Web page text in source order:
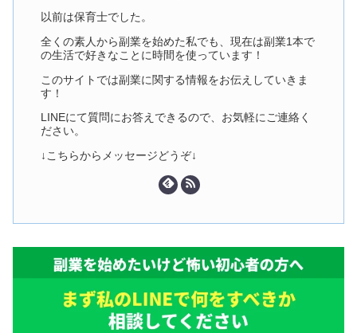
以前は保育士でした。
全くの素人から副業を始めた私でも、現在は副業1本で
の生活で好きなことに時間を使っています！
このサイトでは副業に関する情報をお伝えしていきま
す！
LINEにて質問にお答えできるので、お気軽にご連絡く
ださい。
↓こちらからメッセージどうぞ↓